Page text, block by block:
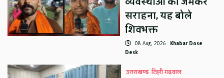
सराहना, यह बोले
शिवभक्त
08 Aug, 2026 Khabar Dose
Desk
उत्तराखण्ड टिहरी गढ़वाल